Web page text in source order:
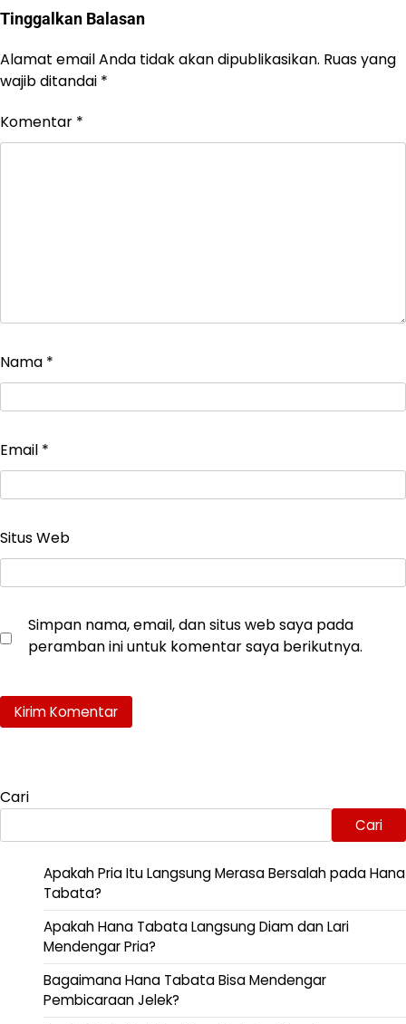
Tinggalkan Balasan
Alamat email Anda tidak akan dipublikasikan. Ruas yang
wajib ditandai *
Komentar *
Nama *
Email *
Situs Web
Simpan nama, email, dan situs web saya pada
peramban ini untuk komentar saya berikutnya.
Cari
Cari
Apakah Pria Itu Langsung Merasa Bersalah pada Hana
Tabata?
Apakah Hana Tabata Langsung Diam dan Lari
Mendengar Pria?
Bagaimana Hana Tabata Bisa Mendengar
Pembicaraan Jelek?